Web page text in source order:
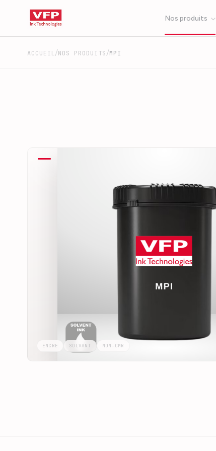
Nos produits
ACCUEIL/NOS PRODUITS/MPI
ENCRE SOLVANT NON-CMR